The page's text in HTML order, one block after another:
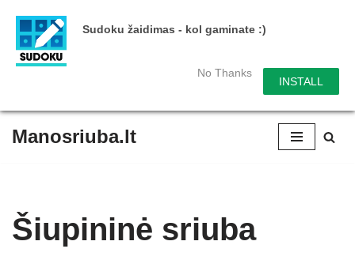
Sudoku žaidimas - kol gaminate :)
No Thanks
INSTALL
content
Manosriuba.lt
Šiupininė sriuba